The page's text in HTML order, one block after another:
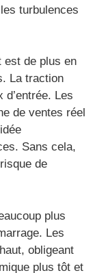
turbulences
est de plus en
La traction
d’entrée. Les
de ventes réel
Sans cela,
de
plus
Les
obligeant
plus tôt et